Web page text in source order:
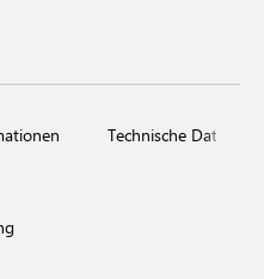
Technische Daten